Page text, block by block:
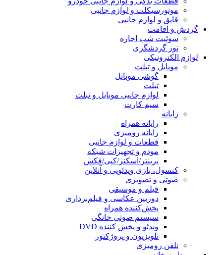
موتورسیکلت و لوازم جانبی
قایق و لوازم جانبی
گردش و اقامت
سوئیت شب اجاره
تور گردشگری
لوازم الکترونیکی
موبایل و تبلت
گوشی موبایل
تبلت
لوازم جانبی موبایل و تبلت
سیم کارت
رایانه
رایانه همراه
رایانه رومیزی
قطعات و لوازم جانبی
مودم و تجهیزات شبکه
پرینتر/اسکنر/کپی/فکس
کنسول، بازی‌ ویدئویی و آنلاین
صوتی و تصویری
فیلم و موسیقی
دوربین عکاسی و فیلم‌برداری
پخش‌کننده همراه
سیستم صوتی خانگی
ویدئو و پخش کننده DVD
تلویزیون و پروژکتور
تلفن رومیزی